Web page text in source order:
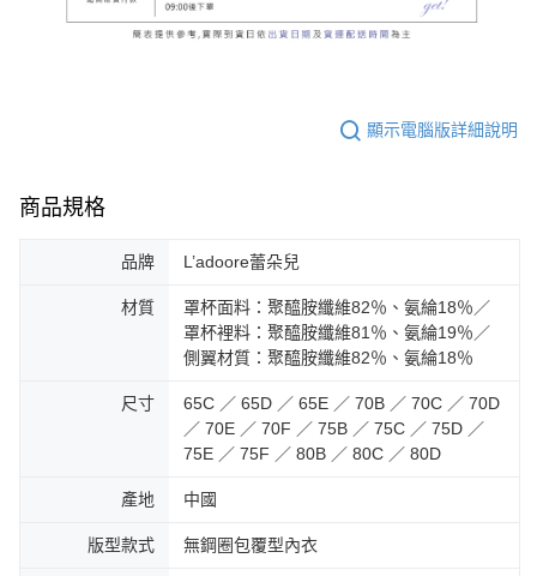
顯示電腦版詳細說明
商品規格
品牌 L’adoore蕾朵兒
材質
罩杯面料：聚醯胺纖維82％、氨綸18％／
罩杯裡料：聚醯胺纖維81％、氨綸19％／
側翼材質：聚醯胺纖維82％、氨綸18％
尺寸
65C ／ 65D ／ 65E ／ 70B ／ 70C ／ 70D
／ 70E ／ 70F ／ 75B ／ 75C ／ 75D ／
75E ／ 75F ／ 80B ／ 80C ／ 80D
產地 中國
版型款式 無鋼圈包覆型內衣